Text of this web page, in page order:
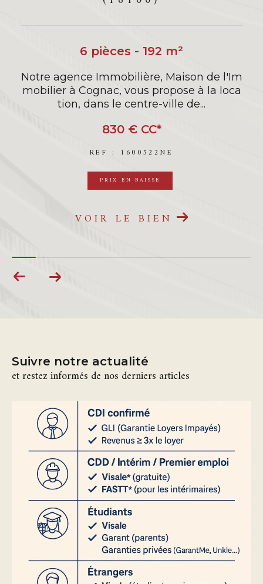
9 pièces - 380 m²
immobilière Maison de l'Im
à Cognac, vous propose de déco
à la vente, à seulement 10...
495 000 €
REF : 16005201NE
PRIX EN BAISSE
VOIR LE BIEN
Notre
mobilier à
Suivre notre actualité